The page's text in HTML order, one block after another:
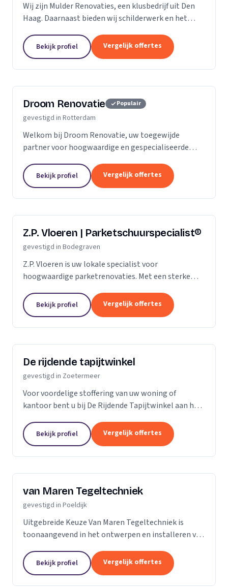
Wij zijn Mulder Renovaties, een klusbedrijf uit Den
Haag. Daarnaast bieden wij schilderwerk en het
Bekijk profiel Vergelijk offertes
Droom Renovatie Populair
gevestigd in Rotterdam
Welkom bij Droom Renovatie, uw toegewijde
partner voor hoogwaardige en gespecialiseerde
is dan slechts een plek; het is een weerspiegeling
van uw...
Bekijk profiel Vergelijk offertes
Z.P. Vloeren | Parketschuurspecialist®
gevestigd in Bodegraven
Z.P. Vloeren is uw lokale specialist voor
hoogwaardige parketrenovaties. Met een sterke
den Rijn en Gouda, bieden we onze diensten aan
zowel...
Bekijk profiel Vergelijk offertes
De rijdende tapijtwinkel
gevestigd in Zoetermeer
Voor voordelige stoffering van uw woning of
kantoor bent u bij De Rijdende Tapijtwinkel aan het
thuis met ons uitgebreide 'up to date' collectie...
Bekijk profiel Vergelijk offertes
van Maren Tegeltechniek
gevestigd in Poeldijk
Uitgebreide Keuze Van Maren Tegeltechniek is
toonaangevend in het ontwerpen en installeren van
een aantrekkelijke prijs. Bij ons treft u een...
Bekijk profiel Vergelijk offertes